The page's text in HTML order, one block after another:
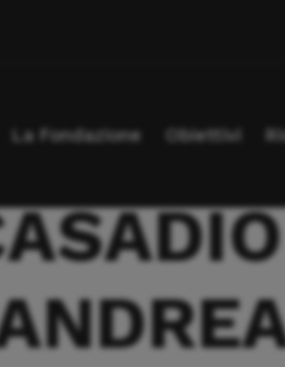
La Fondazione Obiettivi